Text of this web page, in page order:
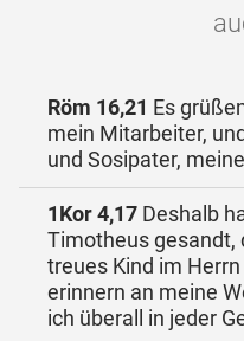
Röm 16,21 Es
mein Mitarbeiter,
und Sosipater,
1Kor 4,17 Deshalb
Timotheus gesandt,
treues Kind im
erinnern an meine
ich überall in jeder